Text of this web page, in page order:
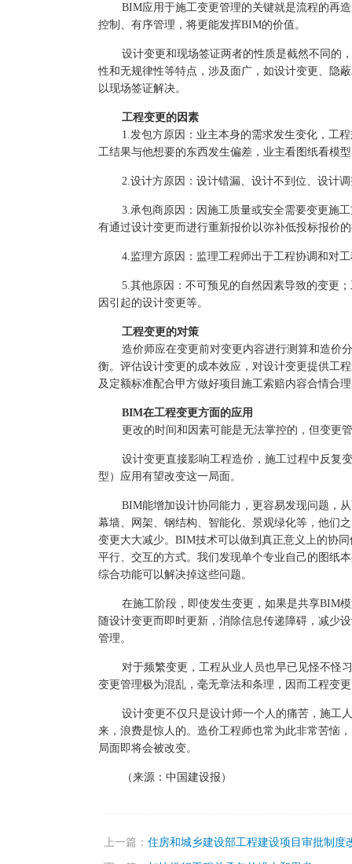
BIM应用于施工变更管理的关键就是流程的再
控制、有序管理，将更能发挥BIM的价值。
设计变更和现场签证两者的性质是截然不同的
性和无规律性等特点，涉及面广，如设计变更、隐
以现场签证解决。
工程变更的因素
1.发包方原因：业主本身的需求发生变化，工
工结果与他想要的东西发生偏差，业主看图纸看模
2.设计方原因：设计错漏、设计不到位、设计
3.承包商原因：因施工质量或安全需要变更施
有通过设计变更而进行重新报价以弥补低投标报价
4.监理方原因：监理工程师出于工程协调和对
5.其他原因：不可预见的自然因素导致的变更
因引起的设计变更等。
工程变更的对策
造价师应在变更前对变更内容进行测算和造价
衡。评估设计变更的成本效应，对设计变更提供工
及定额标准配合甲方做好项目施工索赔内容合情合
BIM在工程变更方面的应用
更改的时间和因素可能是无法掌控的，但变更
设计变更直接影响工程造价，施工过程中反复
型）应用有望改变这一局面。
BIM能增加设计协同能力，更容易发现问题，
幕墙、网架、钢结构、智能化、景观绿化等，他们
变更大大减少。 BIM技术可以做到真正意义上的协
平行、交互的方式。我们发现单个专业自己的图纸
综合功能可以解决掉这些问题。
在施工阶段，即使发生变更，如果是共享BIM
随设计变更而即时更新，消除信息传递障碍，减少
管理。
对于频繁变更，工程从业人员也早已见怪不怪
变更管理极为混乱，毫无章法和条理，因而工程变
设计变更不仅只是设计师一个人的痛苦，施工
来，浪费是惊人的。造价工程师也常为此非常苦恼
局面即将会被改变。
（来源：中国建设报）
上一篇： 住房和城乡建设部工程建设项目审批制